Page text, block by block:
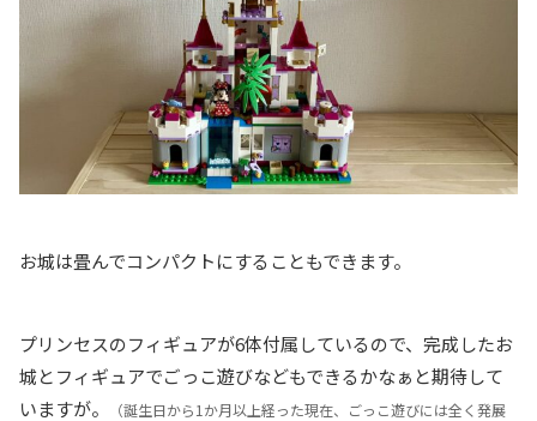
お城は畳んでコンパクトにすることもできます。
プリンセスのフィギュアが6体付属しているので、完成したお
城とフィギュアでごっこ遊びなどもできるかなぁと期待して
いますが。
（誕生日から1か月以上経った現在、ごっこ遊びには全く発展